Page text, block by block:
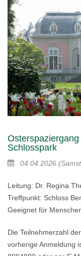
Schlosspark
04.04.2026
Leitung: Dr. Regina
Treffpunkt: Schloss
Geeignet für
Die Teilnehmerzahl
vorherige Anmeldung